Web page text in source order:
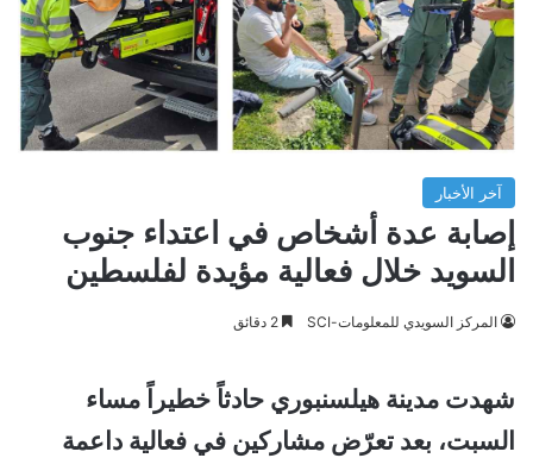
آخر الأخبار
إصابة عدة أشخاص في اعتداء جنوب
السويد خلال فعالية مؤيدة لفلسطين
المركز السويدي للمعلومات-SCI
شهدت مدينة هيلسنبوري حادثاً خطيراً مساء
السبت، بعد تعرّض مشاركين في فعالية داعمة